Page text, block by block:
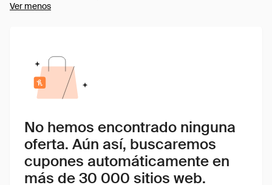
Ver menos
No hemos encontrado ninguna
oferta. Aún así, buscaremos
cupones automáticamente en
más de 30 000 sitios web.